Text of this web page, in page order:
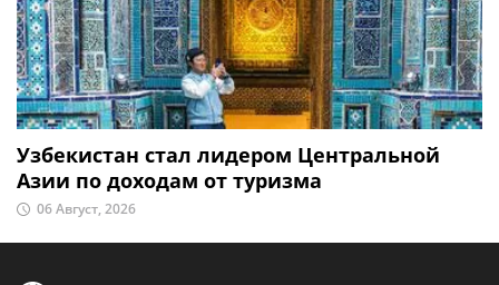
Узбекистан стал лидером Центральной
Азии по доходам от туризма
06 Август, 2026